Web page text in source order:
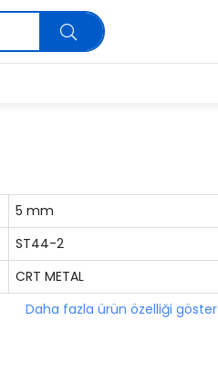
5 mm
ST44-2
CRT METAL
Daha fazla ürün özelliği göster